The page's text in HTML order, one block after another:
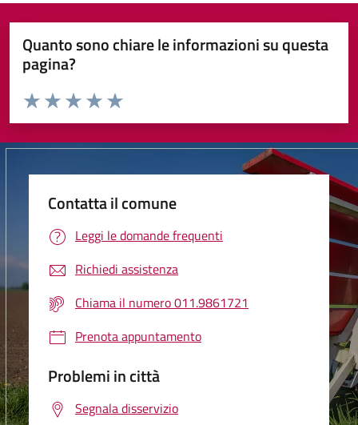
Quanto sono chiare le informazioni su questa
pagina?
Valuta da 1 a 5 stelle la pagina
Valuta 5 stelle su 5
Valuta 4 stelle su 5
Valuta 3 stelle su 5
Valuta 2 stelle su 5
Valuta 1 stelle su 5
Contatta il comune
Leggi le domande frequenti
Richiedi assistenza
Chiama il numero 011.9861721
Prenota appuntamento
Problemi in città
Segnala disservizio